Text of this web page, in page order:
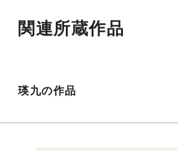
関連所蔵作品
瑛九の作品